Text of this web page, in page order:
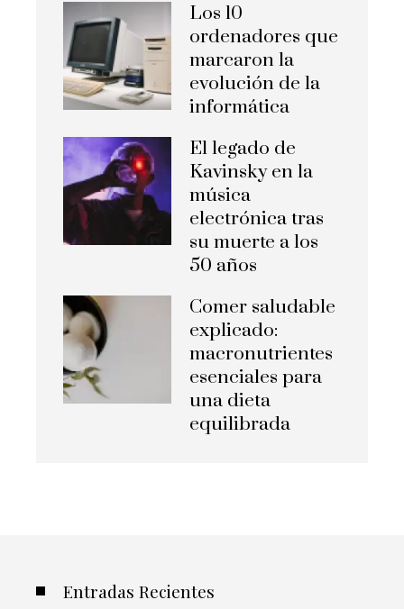
Los 10
ordenadores que
marcaron la
evolución de la
informática
El legado de
Kavinsky en la
música
electrónica tras
su muerte a los
50 años
Comer saludable
explicado:
macronutrientes
esenciales para
una dieta
equilibrada
Entradas Recientes